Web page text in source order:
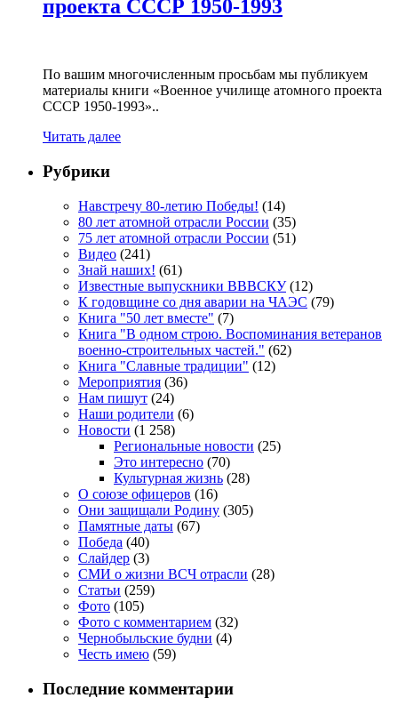
проекта СССР 1950-1993
По вашим многочисленным просьбам мы публикуем
материалы книги «Военное училище атомного проекта
СССР 1950-1993»..
Читать далее
Рубрики
Навстречу 80-летию Победы! (14)
80 лет атомной отрасли России (35)
75 лет атомной отрасли России (51)
Видео (241)
Знай наших! (61)
Известные выпускники ВВВСКУ(12)
К годовщине со дня аварии на ЧАЭС (79)
Книга "50 лет вместе" (7)
Книга "В одном строю. Воспоминания ветеранов
военно-строительных частей." (62)
Книга "Славные традиции" (12)
Мероприятия (36)
Нам пишут (24)
Наши родители (6)
Новости (1 258)
Региональные новости (25)
Это интересно (70)
Культурная жизнь (28)
О союзе офицеров (16)
Они защищали Родину (305)
Памятные даты (67)
Победа (40)
Слайдер (3)
СМИ о жизни ВСЧ отрасли (28)
Статьи (259)
Фото (105)
Фото с комментарием (32)
Чернобыльские будни (4)
Честь имею (59)
Последние комментарии